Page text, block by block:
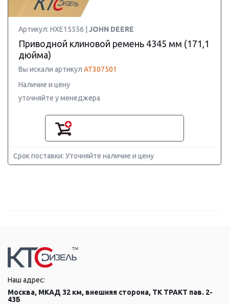
Артикул: HXE15556 | JOHN DEERE
Приводной клиновой ремень 4345 мм (171,1
дюйма)
Вы искали артикул AT307501
Наличие и цену
уточняйте у менеджера
Срок поставки: Уточняйте наличие и цену
Наш адрес:
Москва, МКАД 32 км, внешняя сторона, ТК ТРАКТ пав. 2-
43Б